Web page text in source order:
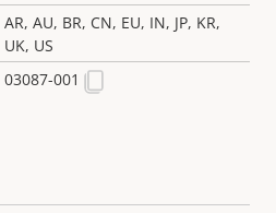
AR, AU, BR, CN, EU, IN, JP, KR,
UK, US
03087-001